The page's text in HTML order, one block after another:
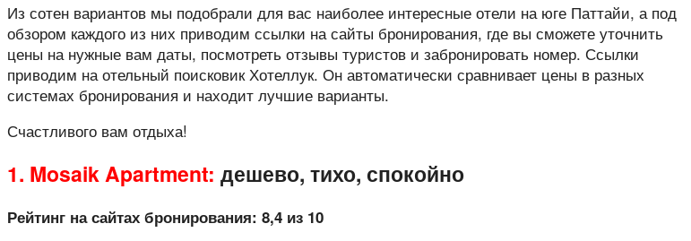
Из сотен вариантов мы подобрали для вас наиболее интересные отели на юге Паттайи, а под
обзором каждого из них приводим ссылки на сайты бронирования, где вы сможете уточнить
цены на нужные вам даты, посмотреть отзывы туристов и забронировать номер. Ссылки
приводим на отельный поисковик Хотеллук. Он автоматически сравнивает цены в разных
системах бронирования и находит лучшие варианты.
Счастливого вам отдыха!
1. Mosaik Apartment: дешево, тихо, спокойно
Рейтинг на сайтах бронирования: 8,4 из 10